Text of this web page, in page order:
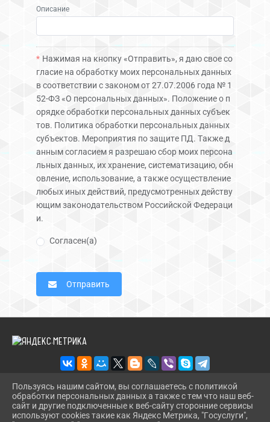
Описание
Нажимая на кнопку «Отправить», я даю свое со
гласие на обработку моих персональных данных
в соответствии с законом от 27.07.2006 года № 1
52-ФЗ «О персональных данных». Положение о п
орядке обработки персональных данных субъек
тов. Политика обработки персональных данных
субъектов. Мероприятия по защите ПД. Также д
анным согласием я разрешаю сбор моих персона
льных данных, их хранение, систематизацию, обн
овление, использование, а также осуществление
любых иных действий, предусмотренных действу
ющим законодательством Российской Федераци
и.
Согласен(а)
Отправить
2026 Г. RDKDRUJBA.RU
ВХОД
Пользуясь нашим сайтом, вы соглашаетесь с политикой
обработки персональных данных а также с тем что наш веб-
сайт и другие подключенные к веб-сайту сторонние сервисы
используют cookies такие как Яндекс Метрика, "Госуслуги",